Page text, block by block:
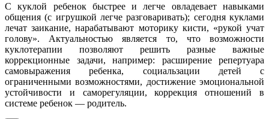
С куклой ребенок быстрее и легче овладевает навыками
общения (с игрушкой легче разговаривать); сегодня куклами
лечат заикание, нарабатывают моторику кисти, «рукой учат
голову». Актуальностью является то, что возможности
куклотерапии позволяют решить разные важные
коррекционные задачи, например: расширение репертуара
самовыражения ребенка, социальзации детей с
ограниченными возможностями, достижение эмоциональной
устойчивости и саморегуляции, коррекция отношений в
системе ребенок — родитель.